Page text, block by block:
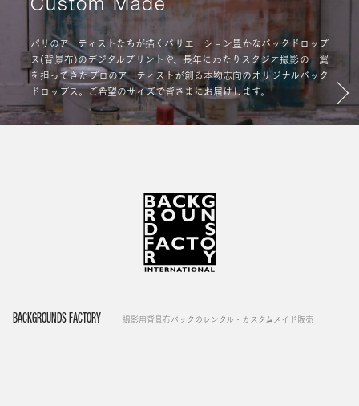
Custom Made
パリのアーティストたちが描くバリエーション豊かなバックドロップ
ス(背景布)のデジタルプリントや、長年にわたりスタジオ撮影の一翼
を担ってきたプロのアーティストが創る本物志向のオリジナルバック
ドロップス。ご希望のサイズで皆さまにお届けします。
BACKGROUNDS FACTORY 撮影用背景布バックのレンタル・カスタムメイド販売